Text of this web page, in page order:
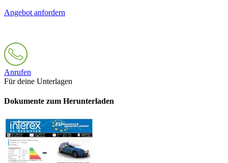
Angebot anfordern
Anrufen
Für deine Unterlagen
Dokumente zum Herunterladen